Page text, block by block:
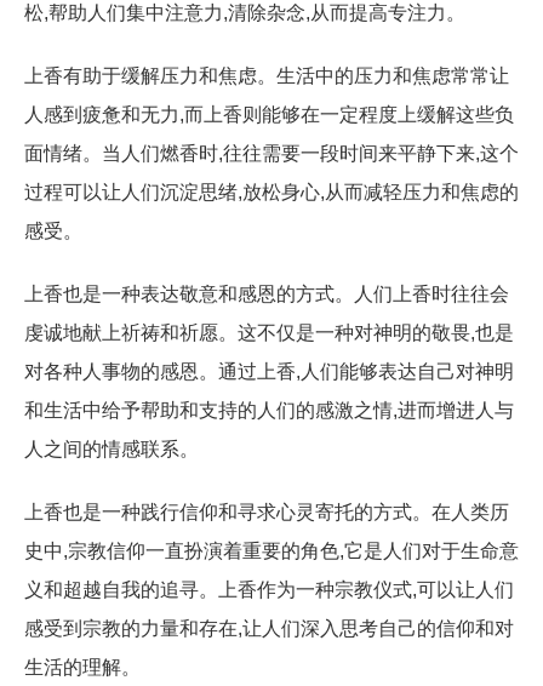
松,帮助人们集中注意力,清除杂念,从而提高专注力。
上香有助于缓解压力和焦虑。生活中的压力和焦虑常常让
人感到疲惫和无力,而上香则能够在一定程度上缓解这些负
面情绪。当人们燃香时,往往需要一段时间来平静下来,这个
过程可以让人们沉淀思绪,放松身心,从而减轻压力和焦虑的
感受。
上香也是一种表达敬意和感恩的方式。人们上香时往往会
虔诚地献上祈祷和祈愿。这不仅是一种对神明的敬畏,也是
对各种人事物的感恩。通过上香,人们能够表达自己对神明
和生活中给予帮助和支持的人们的感激之情,进而增进人与
人之间的情感联系。
上香也是一种践行信仰和寻求心灵寄托的方式。在人类历
史中,宗教信仰一直扮演着重要的角色,它是人们对于生命意
义和超越自我的追寻。上香作为一种宗教仪式,可以让人们
感受到宗教的力量和存在,让人们深入思考自己的信仰和对
生活的理解。